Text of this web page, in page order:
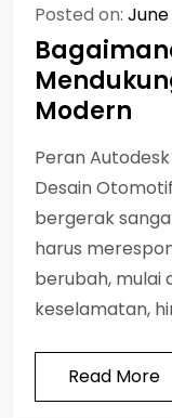
Posted on: June
Modern
Peran
Desain
bergerak
harus
berubah, mulai
keselamatan,
Read More